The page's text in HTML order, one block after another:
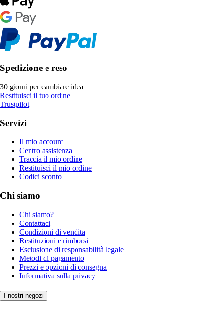
Spedizione e reso
30 giorni per cambiare idea
Restituisci il tuo ordine
Trustpilot
Servizi
Il mio account
Centro assistenza
Traccia il mio ordine
Restituisci il mio ordine
Codici sconto
Chi siamo
Chi siamo?
Contattaci
Condizioni di vendita
Restituzioni e rimborsi
Esclusione di responsabilità legale
Metodi di pagamento
Prezzi e opzioni di consegna
Informativa sulla privacy
I nostri negozi